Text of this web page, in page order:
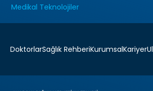
Medikal Teknolojiler
DoktorlarSağlık RehberiKurumsalKariyer